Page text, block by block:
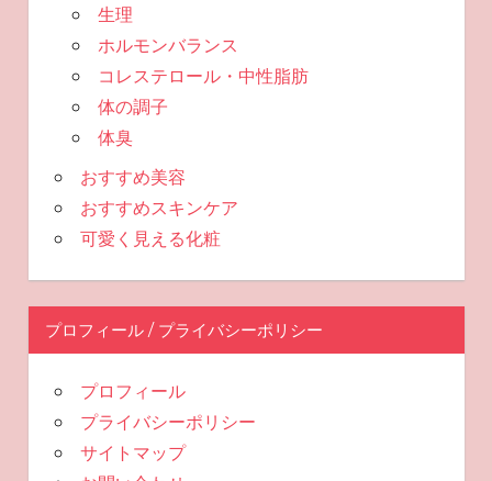
生理
ホルモンバランス
コレステロール・中性脂肪
体の調子
体臭
おすすめ美容
おすすめスキンケア
可愛く見える化粧
プロフィール / プライバシーポリシー
プロフィール
プライバシーポリシー
サイトマップ